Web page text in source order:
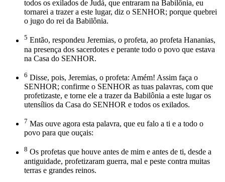
todos os exilados de Judá, que entraram na Babilônia, eu
tornarei a trazer a este lugar, diz o SENHOR; porque quebrei
o jugo do rei da Babilônia.
5 Então, respondeu Jeremias, o profeta, ao profeta Hananias,
na presença dos sacerdotes e perante todo o povo que estava
na Casa do SENHOR.
6 Disse, pois, Jeremias, o profeta: Amém! Assim faça o
SENHOR; confirme o SENHOR as tuas palavras, com que
profetizaste, e torne ele a trazer da Babilônia a este lugar os
utensílios da Casa do SENHOR e todos os exilados.
7 Mas ouve agora esta palavra, que eu falo a ti e a todo o
povo para que ouçais:
8 Os profetas que houve antes de mim e antes de ti, desde a
antiguidade, profetizaram guerra, mal e peste contra muitas
terras e grandes reinos.